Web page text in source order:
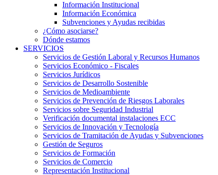
Información Institucional
Información Económica
Subvenciones y Ayudas recibidas
¿Cómo asociarse?
Dónde estamos
SERVICIOS
Servicios de Gestión Laboral y Recursos Humanos
Servicios Económico - Fiscales
Servicios Jurídicos
Servicios de Desarrollo Sostenible
Servicios de Medioambiente
Servicios de Prevención de Riesgos Laborales
Servicios sobre Seguridad Industrial
Verificación documental instalaciones ECC
Servicios de Innovación y Tecnología
Servicios de Tramitación de Ayudas y Subvenciones
Gestión de Seguros
Servicios de Formación
Servicios de Comercio
Representación Institucional